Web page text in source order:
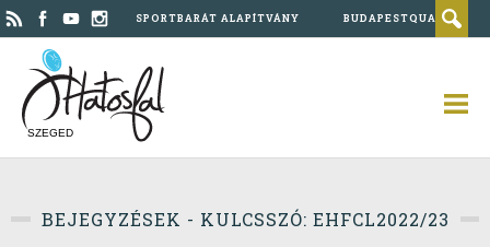
SPORTBARÁT ALAPÍTVÁNY BUDAPESTQUAD
SZEGED
BEJEGYZÉSEK - KULCSSZÓ: EHFCL2022/23